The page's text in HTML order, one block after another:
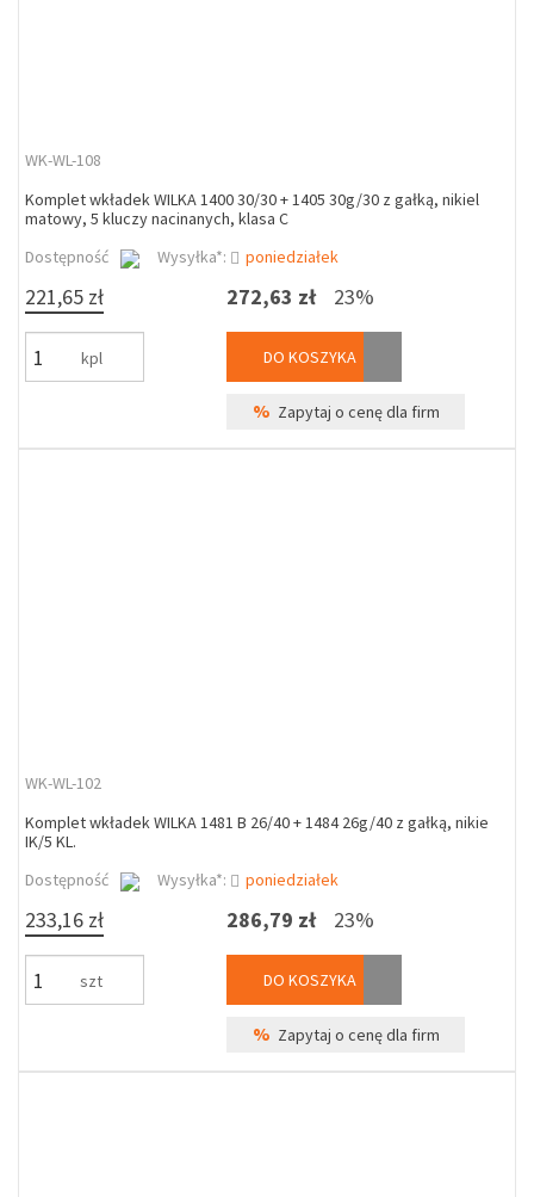
WK-WL-108
Komplet wkładek WILKA 1400 30/30 + 1405 30g/30 z gałką, nikiel
matowy, 5 kluczy nacinanych, klasa C
Dostępność
Wysyłka*: poniedziałek
221,65 zł
kpl
272,63 zł 23%
DO KOSZYKA
% Zapytaj o cenę dla firm
WK-WL-102
Komplet wkładek WILKA 1481 B 26/40 + 1484 26g/40 z gałką, nikie
IK/5 KL.
Dostępność
Wysyłka*: poniedziałek
233,16 zł
szt
286,79 zł 23%
DO KOSZYKA
% Zapytaj o cenę dla firm